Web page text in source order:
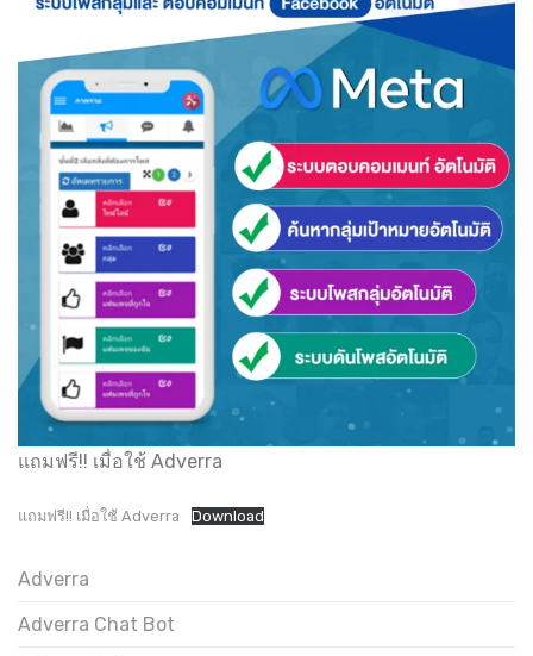
แถมฟรี!! เมื่อใช้ Adverra
แถมฟรี!! เมื่อใช้ Adverra Download
Adverra
Adverra Chat Bot